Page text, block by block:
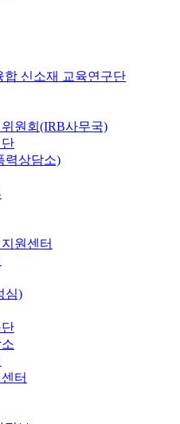
합 신소재 교육연구단
원회(IRB사무국)
력상담소)
원센터
심)
터